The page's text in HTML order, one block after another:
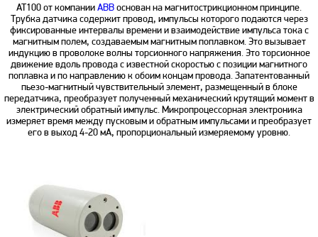
AT100 от компании ABB основан на магнитострикционном принципе.
Трубка датчика содержит провод, импульсы которого подаются через
фиксированные интервалы времени и взаимодействие импульса тока с
магнитным полем, создаваемым магнитным поплавком. Это вызывает
индукцию в проволоке волны торсионного напряжения. Это торсионное
движение вдоль провода с известной скоростью с позиции магнитного
поплавка и по направлению к обоим концам провода. Запатентованный
пьезо-магнитный чувствительный элемент, размещенный в блоке
передатчика, преобразует полученный механический крутящий момент в
электрический обратный импульс. Микропроцессорная электроника
измеряет время между пусковым и обратным импульсами и преобразует
его в выход 4-20 мА, пропорциональный измеряемому уровню.